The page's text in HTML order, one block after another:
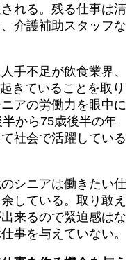
れる。残る仕事は清
介護補助スタッフな
手不足が飲食業界、
きていることを取り
アの労働力を眼中に
から75歳後半の年
て社会で活躍している
シニアは働きたい仕
している。取り敢え
来るので緊迫感はな
事を与えていない。